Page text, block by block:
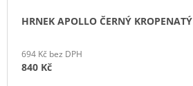
HRNEK APOLLO ČERNÝ KROPENATÝ
694 Kč bez DPH
840 Kč